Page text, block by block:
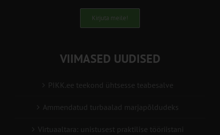
Kirjuta meile!
VIIMASED UUDISED
PIKK.ee teekond ühtsesse teabesalve
Ammendatud turbaalad marjapõldudeks
Virtuaaltara: unistusest praktilise tööriistani